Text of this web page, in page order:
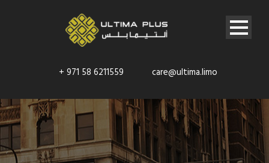
+ 971 58 6211559 care@ultima.limo